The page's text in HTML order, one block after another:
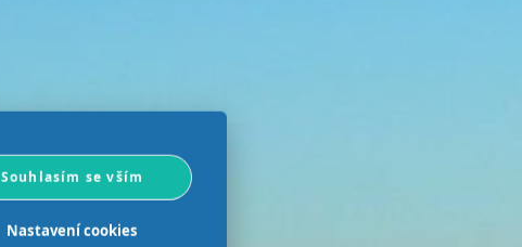
Souhlasím se vším
Nastavení cookies